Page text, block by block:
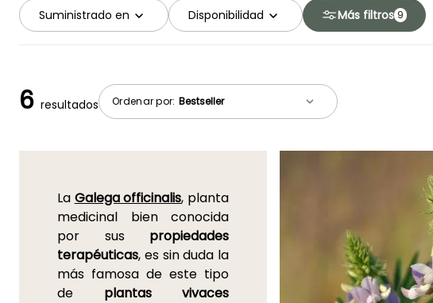
Suministrado en Disponibilidad Más filtros 9
Ordenar por:
6 resultados
La Galega officinalis, planta
medicinal bien conocida
por sus propiedades
terapéuticas, es sin duda la
más famosa de este tipo
de plantas vivaces